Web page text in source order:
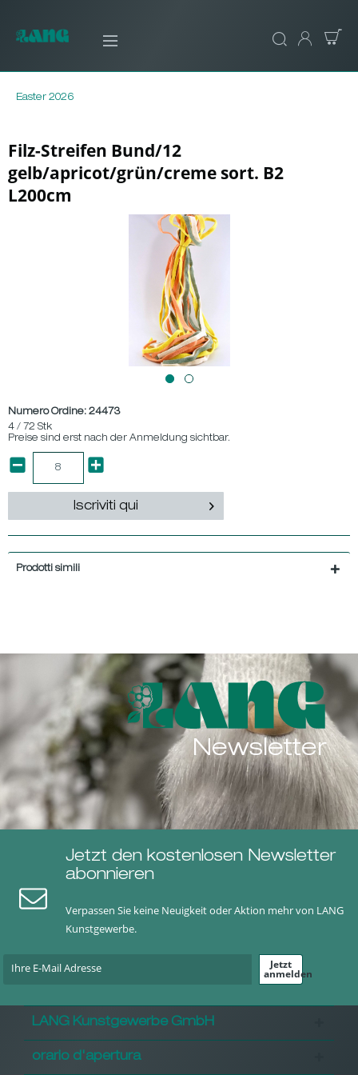
Easter 2026
Filz-Streifen Bund/12
gelb/apricot/grün/creme sort. B2
L200cm
Numero Ordine: 24473
4 / 72 Stk
Preise sind erst nach der Anmeldung sichtbar.
Iscriviti qui
Prodotti simili
Newsletter
Jetzt den kostenlosen Newsletter
abonnieren
Verpassen Sie keine Neuigkeit oder Aktion mehr von LANG
Kunstgewerbe.
Jetzt
anmelden
LANG Kunstgewerbe GmbH
orario d'apertura